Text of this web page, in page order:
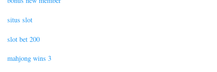
situs slot
slot bet 200
mahjong wins 3